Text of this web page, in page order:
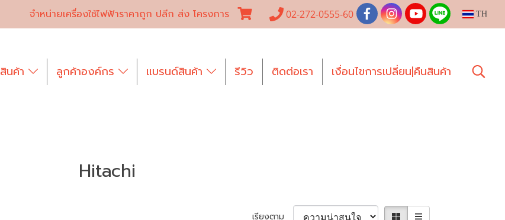
จำหน่ายเครื่องใช้ไฟฟ้าราคาถูก ปลีก ส่ง โครงการ 02-272-0555-60 TH
สินค้า ลูกค้าองค์กร แบรนด์สินค้า รีวิว ติดต่อเรา เงื่อนไขการเปลี่ยน|คืนสินค้า
Hitachi
เรียงตาม